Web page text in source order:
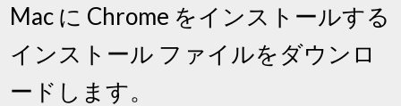
Mac に Chrome をインストールする
インストール ファイルをダウンロ
ードします。